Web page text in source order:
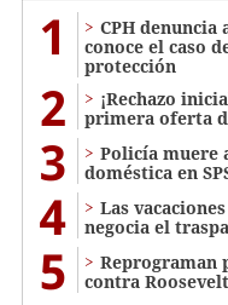
1
CPH denuncia
conoce el caso
protección
2
¡Rechazo
primera oferta
3
Policía muere
doméstica en
4
Las
negocia el
5
Reprograman
contra